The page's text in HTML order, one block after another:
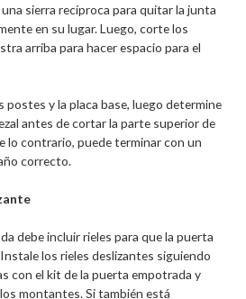
sierra recíproca para quitar la junta
en su lugar. Luego, corte los
arriba para hacer espacio para el
y la placa base, luego determine
antes de cortar la parte superior de
lo contrario, puede terminar con un
correcto.
debe incluir rieles para que la puerta
los rieles deslizantes siguiendo
con el kit de la puerta empotrada y
montantes. Si también está